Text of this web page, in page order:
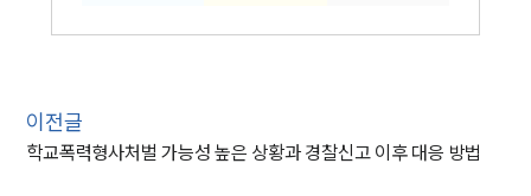
이전글
학교폭력형사처벌 가능성 높은 상황과 경찰신고 이후 대응 방법